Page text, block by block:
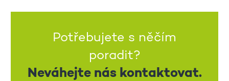
Potřebujete s něčím
poradit?
Neváhejte nás kontaktovat.